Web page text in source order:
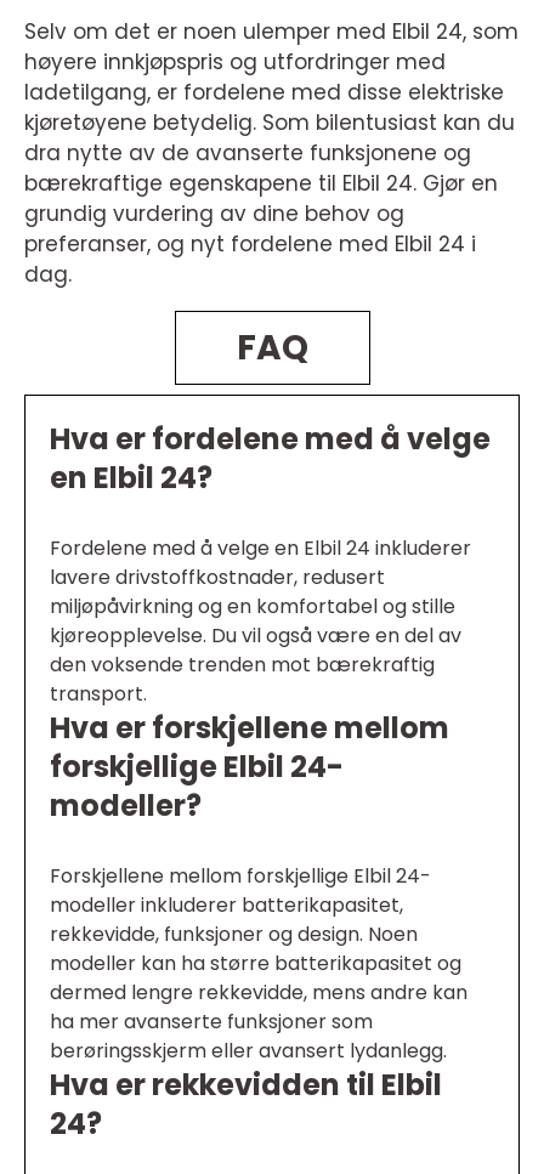
Selv om det er noen ulemper med Elbil 24, som
høyere innkjøpspris og utfordringer med
ladetilgang, er fordelene med disse elektriske
kjøretøyene betydelig. Som bilentusiast kan du
dra nytte av de avanserte funksjonene og
bærekraftige egenskapene til Elbil 24. Gjør en
grundig vurdering av dine behov og
preferanser, og nyt fordelene med Elbil 24 i
dag.
FAQ
Hva er fordelene med å velge
en Elbil 24?
Fordelene med å velge en Elbil 24 inkluderer
lavere drivstoffkostnader, redusert
miljøpåvirkning og en komfortabel og stille
kjøreopplevelse. Du vil også være en del av
den voksende trenden mot bærekraftig
transport.
Hva er forskjellene mellom
forskjellige Elbil 24-
modeller?
Forskjellene mellom forskjellige Elbil 24-
modeller inkluderer batterikapasitet,
rekkevidde, funksjoner og design. Noen
modeller kan ha større batterikapasitet og
dermed lengre rekkevidde, mens andre kan
ha mer avanserte funksjoner som
berøringsskjerm eller avansert lydanlegg.
Hva er rekkevidden til Elbil
24?